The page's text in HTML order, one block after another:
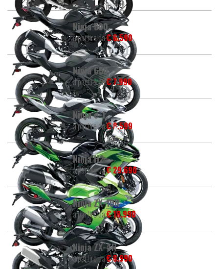
Ninja 500
a partire da€ 6.590
Ninja 650
a partire da€ 7.990
Ninja e-1
a partire da€ 8.599
Ninja H2
a partire da€ 29.690
Ninja ZX-10R
a partire da€ 18.990
Ninja ZX-4R
a partire da€ 8.990